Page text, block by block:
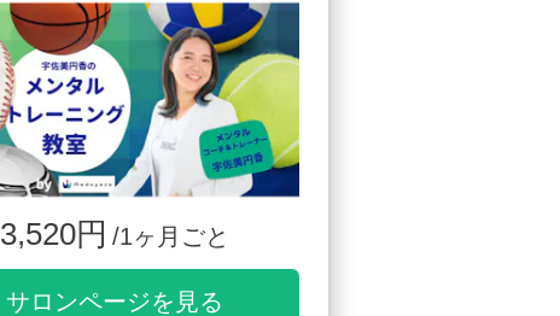
3,520円 /1ヶ月ごと
サロンページを見る